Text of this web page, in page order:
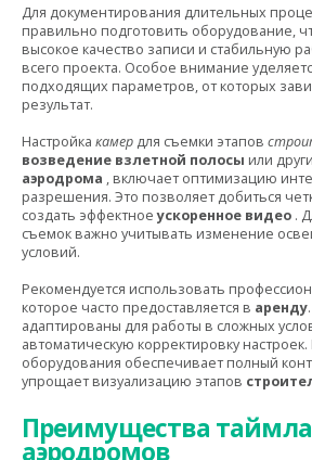
Для документирования длительных
правильно подготовить оборудование,
высокое качество записи и стабильную
всего проекта. Особое внимание
подходящих параметров, от которых
результат.
Настройка камер для съемки этапов
возведение взлетной полосы или
аэродрома , включает оптимизацию
разрешения. Это позволяет добиться
создать эффектноеускоренное видео .
съемок важно учитывать изменение
условий.
Рекомендуется использовать
которое часто предоставляется в аренду
адаптированы для работы в сложных
автоматическую корректировку
оборудования обеспечивает полный
упрощает визуализацию этапов
Преимущества
аэродромов